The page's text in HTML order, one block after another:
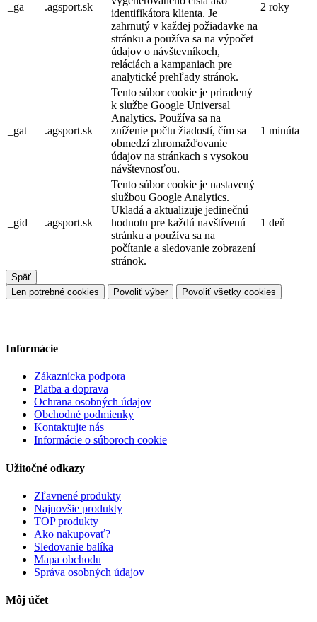
_ga .agsport.sk
identifikátora klienta. Je
zahrnutý v každej požiadavke na
stránku a používa sa na výpočet
údajov o návštevníkoch,
reláciách a kampaniach pre
analytické prehľady stránok.
2 roky
_gat .agsport.sk
Tento súbor cookie je priradený
k službe Google Universal
Analytics. Používa sa na
zníženie počtu žiadostí, čím sa
obmedzí zhromažďovanie
údajov na stránkach s vysokou
návštevnosťou.
1 minúta
_gid .agsport.sk
Tento súbor cookie je nastavený
službou Google Analytics.
Ukladá a aktualizuje jedinečnú
hodnotu pre každú navštívenú
stránku a používa sa na
počítanie a sledovanie zobrazení
stránok.
1 deň
Späť
Len potrebné cookies
Povoliť výber Povoliť všetky cookies
Informácie
Zákaznícka podpora
Platba a doprava
Ochrana osobných údajov
Obchodné podmienky
Kontaktujte nás
Informácie o súboroch cookie
Užitočné odkazy
Zľavnené produkty
Najnovšie produkty
TOP produkty
Ako nakupovať?
Sledovanie balíka
Mapa obchodu
Správa osobných údajov
Môj účet